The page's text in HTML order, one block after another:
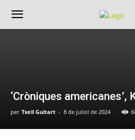
‘Cròniques americanes’,
per Txell Guitart - 8 de juliol de 2024